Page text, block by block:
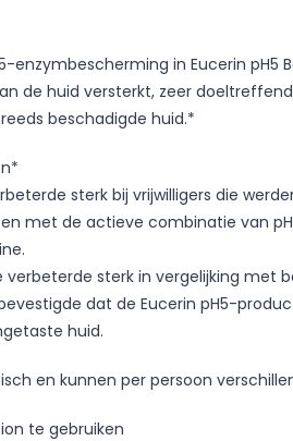
enzymbescherming in Eucerin pH5
de huid versterkt, zeer
beschadigde huid.*
sterk bij vrijwilligers die
met de actieve combinatie van
verbeterde sterk in vergelijking met
dat de Eucerin pH5-
huid.
en kunnen per persoon
te gebruiken